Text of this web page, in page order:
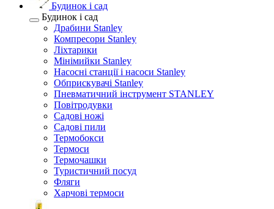
Будинок і сад
Будинок і сад
Драбини Stanley
Компресори Stanley
Ліхтарики
Мінімийки Stanley
Насосні станції і насоси Stanley
Обприскувачі Stanley
Пневматичний інструмент STANLEY
Повітродувки
Садові ножі
Садові пили
Термобокси
Термоси
Термочашки
Туристичний посуд
Фляги
Харчові термоси